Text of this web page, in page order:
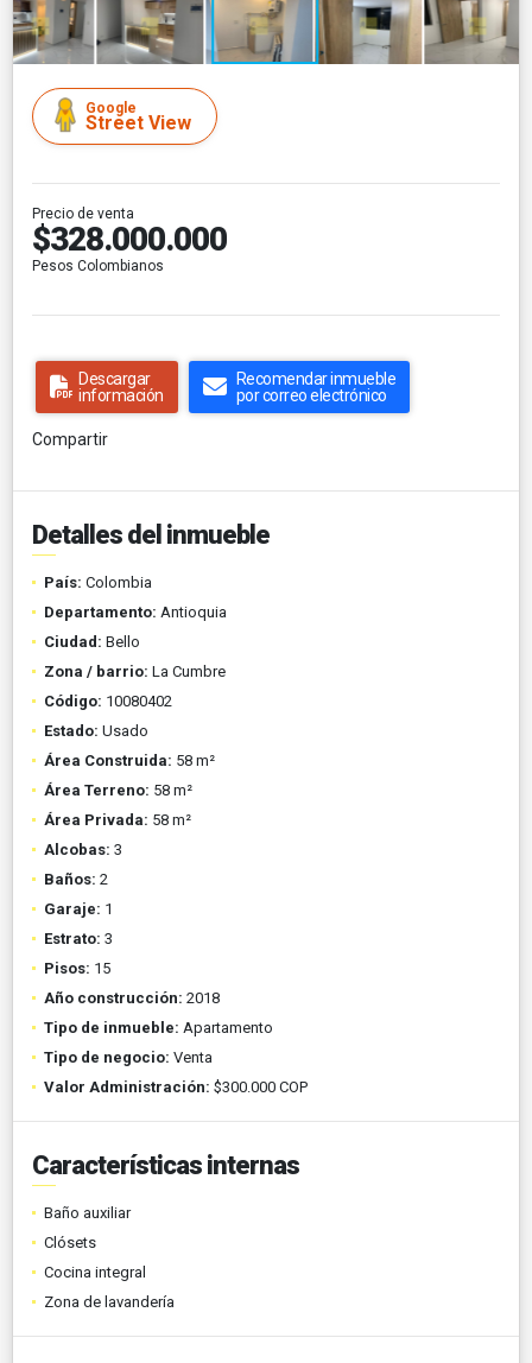
Google
Street View
Precio de venta
$328.000.000
Pesos Colombianos
Descargar
información
Recomendar inmueble
por correo electrónico
Compartir
Detalles del inmueble
País: Colombia
Departamento: Antioquia
Ciudad: Bello
Zona / barrio: La Cumbre
Código: 10080402
Estado: Usado
Área Construida: 58 m²
Área Terreno: 58 m²
Área Privada: 58 m²
Alcobas: 3
Baños: 2
Garaje: 1
Estrato: 3
Pisos: 15
Año construcción: 2018
Tipo de inmueble: Apartamento
Tipo de negocio: Venta
Valor Administración: $300.000 COP
Características internas
Baño auxiliar
Clósets
Cocina integral
Zona de lavandería